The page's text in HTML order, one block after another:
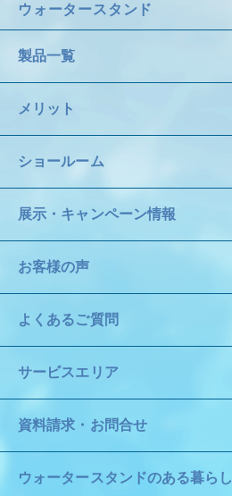
ウォータースタンド
製品一覧
メリット
ショールーム
展示・キャンペーン情報
お客様の声
よくあるご質問
サービスエリア
資料請求・お問合せ
ウォータースタンドのある暮らし